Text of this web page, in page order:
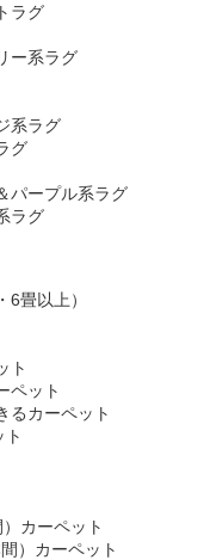
ラグ
ー系ラグ
系ラグ
グ
パープル系ラグ
ラグ
6畳以上）
ト
ペット
るカーペット
カーペット
）カーペット